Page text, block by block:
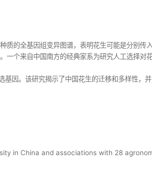
的全基因组变异图谱，表明花生可能是分别传
一个来自中国南方的经典家系为研究人工选择对
因。该研究揭示了中国花生的迁移和多样性，
in China and associations with 28